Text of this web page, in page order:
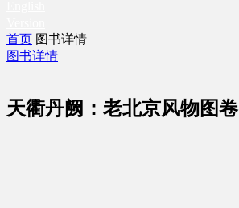
首页 图书详情
图书详情
天衢丹阙：老北京风物图卷